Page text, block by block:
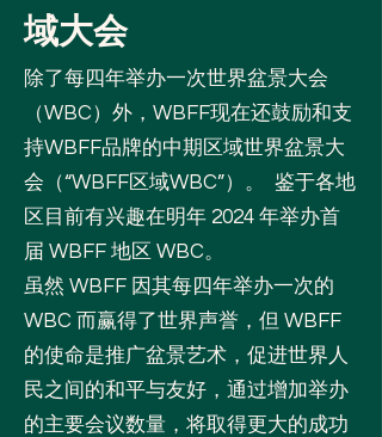
域大会
除了每四年举办一次世界盆景大会
（WBC）外，WBFF现在还鼓励和支
持WBFF品牌的中期区域世界盆景大
会（“WBFF区域WBC”）。 鉴于各地
区目前有兴趣在明年 2024 年举办首
届 WBFF 地区 WBC。
​虽然 WBFF 因其每四年举办一次的
WBC 而赢得了世界声誉，但 WBFF
的使命是推广盆景艺术，促进世界人
民之间的和平与友好，通过增加举办
的主要会议数量，将取得更大的成功